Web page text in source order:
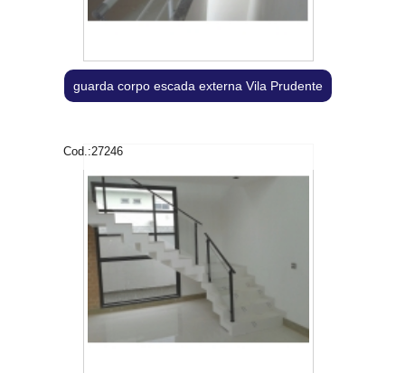
guarda corpo escada externa Vila Prudente
Cod.:27246